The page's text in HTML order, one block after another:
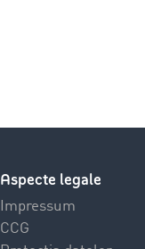
Aspecte legale
Impressum
CCG